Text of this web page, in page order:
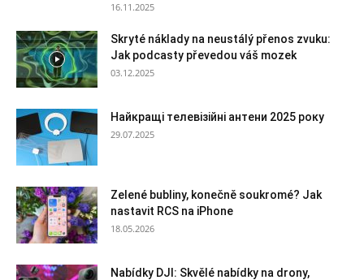
16.11.2025
Skryté náklady na neustálý přenos zvuku:
Jak podcasty převedou váš mozek
03.12.2025
Найкращі телевізійні антени 2025 року
29.07.2025
Zelené bubliny, konečně soukromé? Jak
nastavit RCS na iPhone
18.05.2026
Nabídky DJI: Skvělé nabídky na drony,